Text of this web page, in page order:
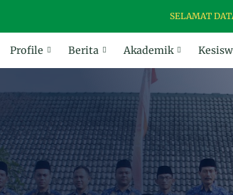
SELAMAT DATANG
Profile Berita Akademik